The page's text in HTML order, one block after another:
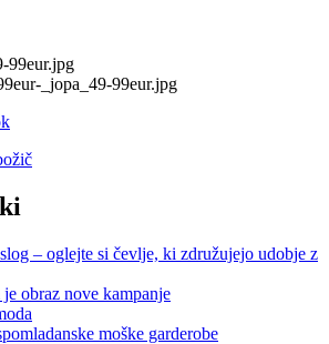
– oglejte si čevlje, ki združujejo udobje z
obraz nove kampanje
moške garderobe